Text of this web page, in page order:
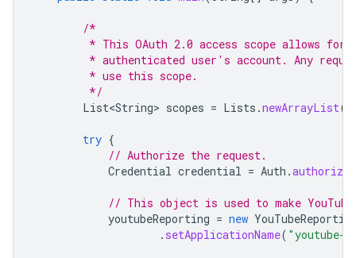
/*
* This OAuth 2.0 access scope allows for
* authenticated user's account. Any
         * use this scope.
         */
List<String> scopes = Lists .newArrayList(
try {
// Authorize the request.
Credential credential = Auth .authorize
// This object is used to make
youtubeReporting = new
. setApplicationName( "youtube-